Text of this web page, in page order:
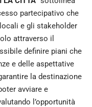
partecipativo che
e gli stakeholder
attraverso il
definire piani che
e delle aspettative
la destinazione
avviare e
l’opportunità